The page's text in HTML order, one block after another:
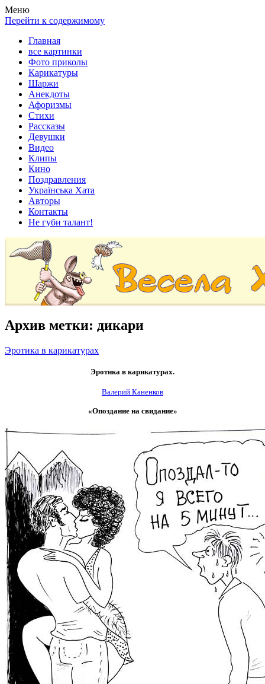
Весела хата — прикольные картинки, смешные истории,
клипы!
Покажем всем ваши фото приколы, карикатуры, шаржи, стихи,
рассказы, видео и песни!
Меню
Перейти к содержимому
Главная
все картинки
Фото приколы
Карикатуры
Шаржи
Анекдоты
Афоризмы
Стихи
Рассказы
Девушки
Видео
Клипы
Кино
Поздравления
Українська Хата
Авторы
Контакты
Не губи талант!
Архив метки: дикари
Эротика в карикатурах
Эротика в карикатурах.
Валерий Каненков
«Опоздание на свидание»